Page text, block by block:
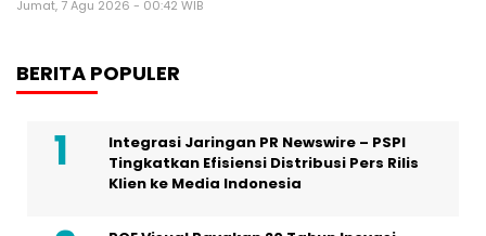
Jumat, 7 Agu 2026 - 00:42 WIB
BERITA POPULER
Integrasi Jaringan PR Newswire – PSPI
Tingkatkan Efisiensi Distribusi Pers Rilis
Klien ke Media Indonesia